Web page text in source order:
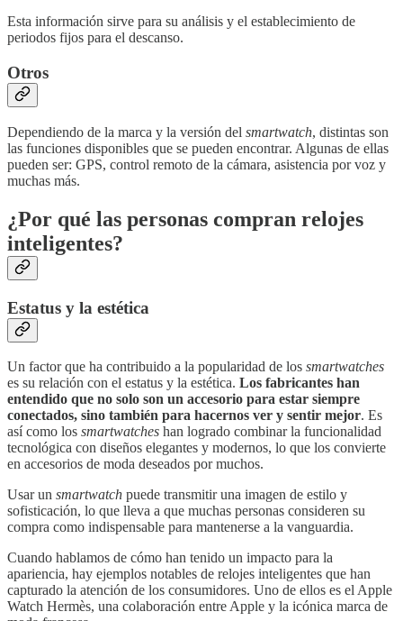
Esta información sirve para su análisis y el establecimiento de
periodos fijos para el descanso.
Otros
Dependiendo de la marca y la versión del smartwatch, distintas son
las funciones disponibles que se pueden encontrar. Algunas de ellas
pueden ser: GPS, control remoto de la cámara, asistencia por voz y
muchas más.
¿Por qué las personas compran relojes
inteligentes?
Estatus y la estética
Un factor que ha contribuido a la popularidad de los smartwatches
es su relación con el estatus y la estética. Los fabricantes han
entendido que no solo son un accesorio para estar siempre
conectados, sino también para hacernos ver y sentir mejor. Es
así como los smartwatches han logrado combinar la funcionalidad
tecnológica con diseños elegantes y modernos, lo que los convierte
en accesorios de moda deseados por muchos.
Usar un smartwatch puede transmitir una imagen de estilo y
sofisticación, lo que lleva a que muchas personas consideren su
compra como indispensable para mantenerse a la vanguardia.
Cuando hablamos de cómo han tenido un impacto para la
apariencia, hay ejemplos notables de relojes inteligentes que han
capturado la atención de los consumidores. Uno de ellos es el Apple
Watch Hermès, una colaboración entre Apple y la icónica marca de